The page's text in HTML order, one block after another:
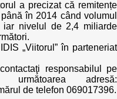
instituțiilor
civile
a precizat că remitențe
în 2014 când volumul
nivelul de 2,4 miliarde
„Viitorul” în parteneriat
responsabilul pe
adresă:
de telefon 069017396.